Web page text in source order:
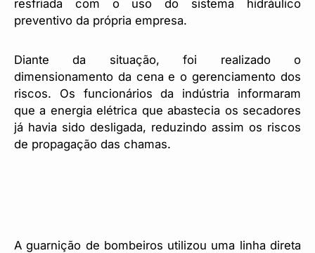
resfriada com o uso do sistema hidráulico
preventivo da própria empresa.
Diante da situação, foi realizado o
dimensionamento da cena e o gerenciamento dos
riscos. Os funcionários da indústria informaram
que a energia elétrica que abastecia os secadores
já havia sido desligada, reduzindo assim os riscos
de propagação das chamas.
A guarnição de bombeiros utilizou uma linha direta